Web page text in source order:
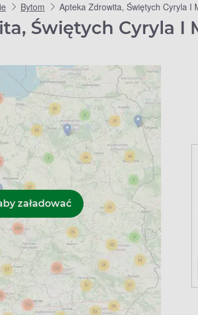
Bytom Apteka Zdrowita, Świętych Cyryla I
Świętych Cyryla I